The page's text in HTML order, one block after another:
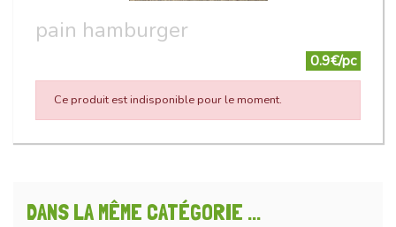
pain hamburger
0.9€/pc
Ce produit est indisponible pour le moment.
DANS LA MÊME CATÉGORIE ...